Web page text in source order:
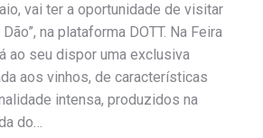
vai ter a oportunidade de visitar
na plataforma DOTT. Na Feira
ao seu dispor uma exclusiva
aos vinhos, de características
intensa, produzidos na
do…